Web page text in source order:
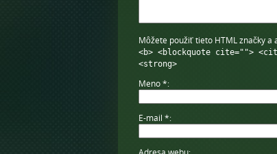
Môžete použiť tieto HTML značky a
<b> <blockquote cite="">
<strong>
Meno*
E-mail *